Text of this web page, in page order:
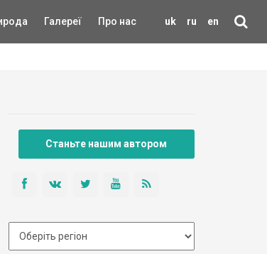
uk ru en
Галереї Про нас
Станьте нашим автором